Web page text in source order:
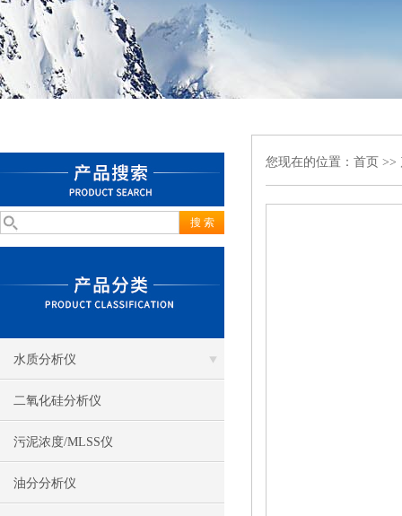
水质分析仪
二氧化硅分析仪
污泥浓度/MLSS仪
油分分析仪
您现在的位置： 首页 >>